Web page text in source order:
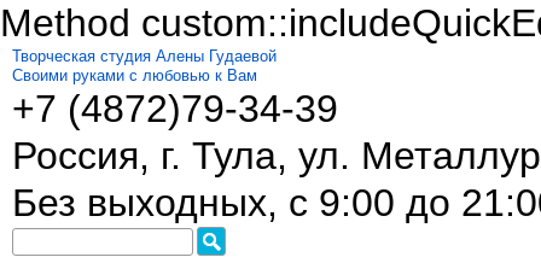
Method
Творческая студия Алены Гудаевой
Своими руками с любовью к Вам
+7 (4872)79-34-39
Россия, г. Тула, ул.
Без выходных, с 9:00 до